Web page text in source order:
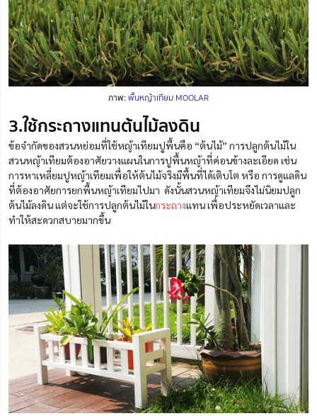
ภาพ:พื้นหญ้าเทียม MOOLAR
3.ใช้กระถางแทนต้นไม้ลงดิน
ข้อจำกัดของสวนหย่อมที่ใช้หญ้าเทียมปูพื้นคือ “ต้นไม้” การปลูกต้นไม้ใน
สวนหญ้าเทียมต้องอาศัยวางแผนในการปูพื้นหญ้าที่ค่อนข้างละเอียด เช่น
การหาเหลี่ยมปูหญ้าเทียมเพื่อให้ต้นไม้จริงมีพื้นที่ได้เติบโต หรือ การดูแลดิน
ที่ต้องอาศัยการยกพื้นหญ้าเทียมไปมา ดังนั้นสวนหญ้าเทียมจึงไม่นิยมปลูก
ต้นไม้ลงดิน แต่จะใช้การปลูกต้นไม้ในกระถางแทน เพื่อประหยัดเวลาและ
ทำให้สะดวกสบายมากขึ้น